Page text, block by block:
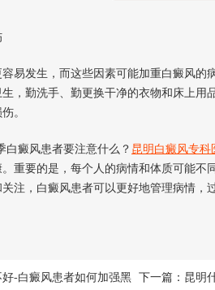
发生，而这些因素可能加重白癜风的
，勤洗手、勤更换干净的衣物和床上用
。
癜风患者要注意什么？ 昆明白癜风专科
重要的是，每个人的病情和体质可能不
注，白癜风患者可以更好地管理病情，
-白癜风患者如何加强黑 下一篇： 昆明